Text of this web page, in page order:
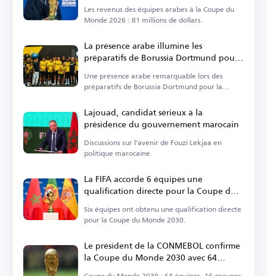
Les revenus des équipes arabes à la Coupe du
Monde 2026 : 81 millions de dollars.
La présence arabe illumine les
préparatifs de Borussia Dortmund pour
la nouvelle saison
Une présence arabe remarquable lors des
préparatifs de Borussia Dortmund pour la
Lajouad, candidat sérieux à la
présidence du gouvernement marocain
Discussions sur l'avenir de Fouzi Lekjaa en
politique marocaine.
La FIFA accorde 6 équipes une
qualification directe pour la Coupe du
Monde 2030
Six équipes ont obtenu une qualification directe
pour la Coupe du Monde 2030.
Le président de la CONMEBOL confirme
la Coupe du Monde 2030 avec 64
équipes